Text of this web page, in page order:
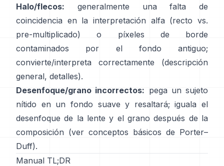
Halo/flecos: generalmente una falta de
coincidencia en la interpretación alfa (recto vs.
pre-multiplicado) o píxeles de borde
contaminados por el fondo antiguo;
convierte/interpreta correctamente
(descripción
general, detalles).
Desenfoque/grano incorrectos: pega un sujeto
nítido en un fondo suave y resaltará; iguala el
desenfoque de la lente y el grano después de la
composición (ver conceptos básicos de Porter–
Duff).
Manual TL;DR